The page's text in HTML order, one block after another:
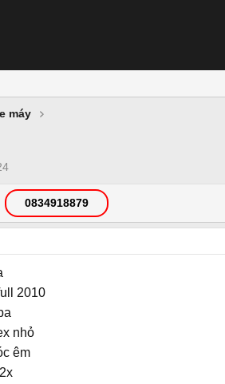
máy
0834918879
2010
nhỏ
êm